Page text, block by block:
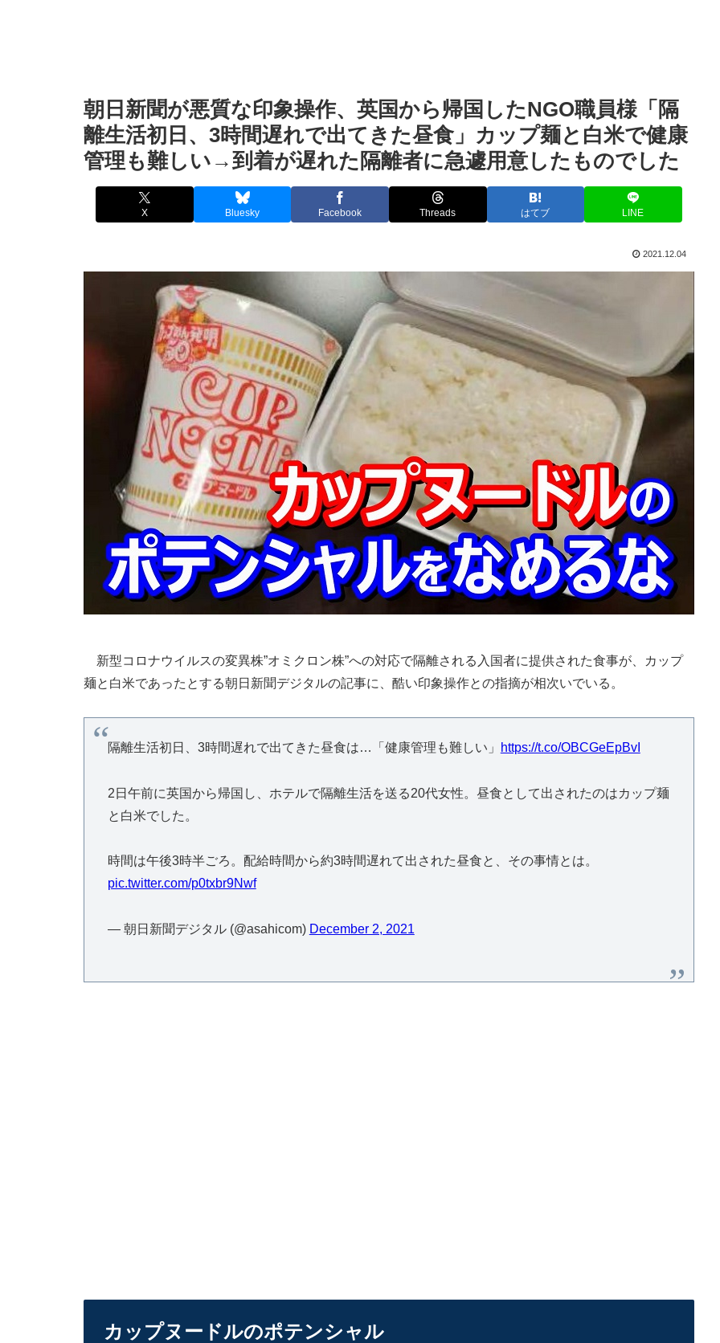
朝日新聞が悪質な印象操作、英国から帰国したNGO職員様「隔
離生活初日、3時間遅れで出てきた昼食」カップ麺と白米で健康
管理も難しい→到着が遅れた隔離者に急遽用意したものでした
X Bluesky Facebook Threads はてブ LINE
2021.12.04
新型コロナウイルスの変異株”オミクロン株”への対応で隔離される入国者に提供された食事が、カップ
麺と白米であったとする朝日新聞デジタルの記事に、酷い印象操作との指摘が相次いでいる。
隔離生活初日、3時間遅れで出てきた昼食は…「健康管理も難しい」 https://t.co/OBCGeEpBvI
2日午前に英国から帰国し、ホテルで隔離生活を送る20代女性。昼食として出されたのはカップ麺
と白米でした。
時間は午後3時半ごろ。配給時間から約3時間遅れて出された昼食と、その事情とは。
pic.twitter.com/p0txbr9Nwf
— 朝日新聞デジタル (@asahicom) December 2, 2021
カップヌードルのポテンシャル